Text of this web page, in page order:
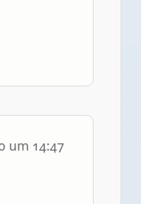
um 14:47